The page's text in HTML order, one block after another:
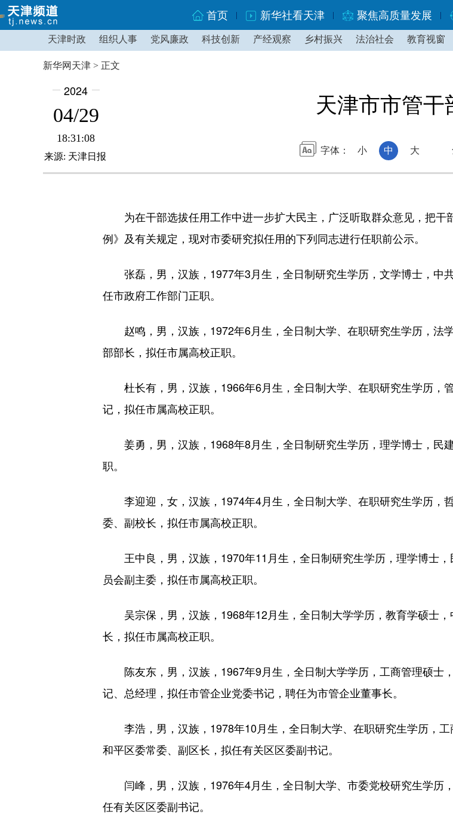
首页 新华社看天津 聚焦高质量发展
天津时政 组织人事 党风廉政 科技创新 产经观察 乡村振兴 法治社会 教育视窗
新华网天津 > 正文
2024
04/29
18:31:08
来源: 天津日报
天津市市管
字体： 小 中 大
为在干部选拔任用工作中进一步扩大民主，广泛听取群众意见，把干
例》及有关规定，现对市委研究拟任用的下列同志进行任职前公示。
张磊，男，汉族，1977年3月生，全日制研究生学历，文学博士，中
任市政府工作部门正职。
赵鸣，男，汉族，1972年6月生，全日制大学、在职研究生学历，法
部部长，拟任市属高校正职。
杜长有，男，汉族，1966年6月生，全日制大学、在职研究生学历，
记，拟任市属高校正职。
姜勇，男，汉族，1968年8月生，全日制研究生学历，理学博士，民
职。
李迎迎，女，汉族，1974年4月生，全日制大学、在职研究生学历，
委、副校长，拟任市属高校正职。
王中良，男，汉族，1970年11月生，全日制研究生学历，理学博士，
员会副主委，拟任市属高校正职。
吴宗保，男，汉族，1968年12月生，全日制大学学历，教育学硕士，
长，拟任市属高校正职。
陈友东，男，汉族，1967年9月生，全日制大学学历，工商管理硕士
记、总经理，拟任市管企业党委书记，聘任为市管企业董事长。
李浩，男，汉族，1978年10月生，全日制大学、在职研究生学历，工
和平区委常委、副区长，拟任有关区区委副书记。
闫峰，男，汉族，1976年4月生，全日制大学、市委党校研究生学历
任有关区区委副书记。